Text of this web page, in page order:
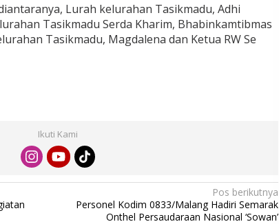
Lurah kelurahan Tasikmadu, Adhi
Tasikmadu Serda Kharim, Bhabinkamtibmas
Tasikmadu, Magdalena dan Ketua RW Se
Ikuti Kami
Pos berikutnya
Personel Kodim 0833/Malang Hadiri Semarak
Onthel Persaudaraan Nasional ‘Sowan’